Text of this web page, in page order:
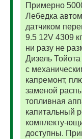
Примерно
Лебедка
датчиком
9.5 12V 4309
ни разу не
Дизель
с
капремонт,
заменой
топливная
капитальный
комплекту-
доступны.